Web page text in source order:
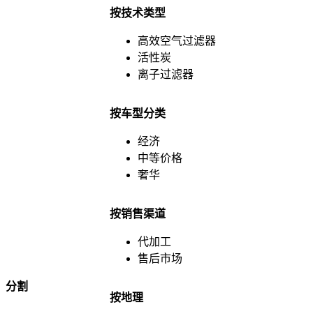
分割
按技术类型
高效空气过滤器
活性炭
离子过滤器
按车型分类
经济
中等价格
奢华
按销售渠道
代加工
售后市场
按地理